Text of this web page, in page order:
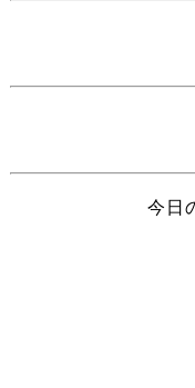
今日